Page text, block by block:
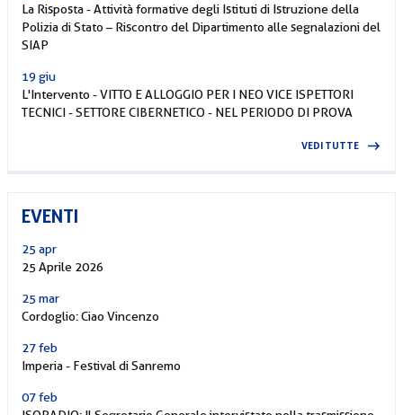
La Risposta - Attività formative degli Istituti di Istruzione della
Polizia di Stato – Riscontro del Dipartimento alle segnalazioni del
SIAP
19 giu
L'Intervento - VITTO E ALLOGGIO PER I NEO VICE ISPETTORI
TECNICI - SETTORE CIBERNETICO - NEL PERIODO DI PROVA
VEDI TUTTE
EVENTI
25 apr
25 Aprile 2026
25 mar
Cordoglio: Ciao Vincenzo
27 feb
Imperia - Festival di Sanremo
07 feb